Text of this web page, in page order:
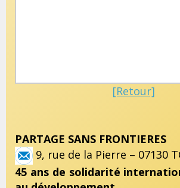
[Retour]
PARTAGE SANS FRONTIERES
9, rue de la Pierre – 07130
45 ans de solidarité